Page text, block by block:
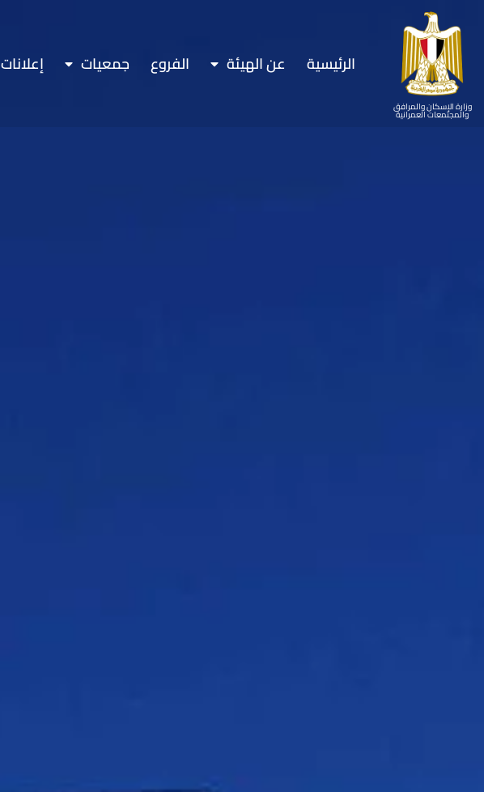
وزارة الإسكان والمرافق
والمجتمعات العمرانية
الرئيسية عن الهيئة الفروع جمعيات إعلانات